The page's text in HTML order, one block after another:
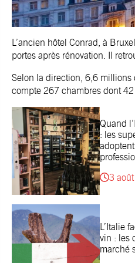
L’ancien hôtel Conrad, à
portes après rénovation. Il
Selon la direction, 6,6 millions
compte 267 chambres dont
Quand
: les
3
L’Italie
vin : les
marché